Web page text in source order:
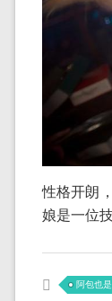
性格开朗
娘是一位
阿包也